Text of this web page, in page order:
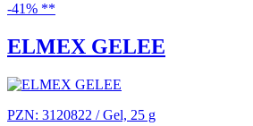
-41% **
ELMEX GELEE
PZN: 3120822 / Gel, 25 g